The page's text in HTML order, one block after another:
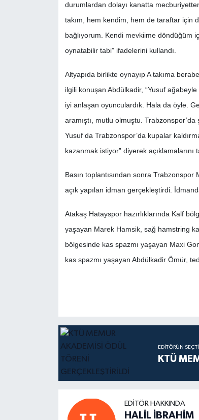
durumlardan dolayı kanatta
takım, hem kendim, hem de taraftar için
bağlıyorum. Kendi mevkiime döndüğüm
oynatabilir tabi” ifadelerini kullandı.
Altyapıda birlikte oynayıp A takıma
ilgili konuşan Abdülkadir, “Yusuf
iyi anlaşan oyunculardık. Hala da öyle.
aramıştı, mutlu olmuştu.
Yusuf da Trabzonspor’da kupalar
kazanmak istiyor” diyerek açıklamalarını
Basın toplantısından sonra Trabzonspor
açık yapılan idman gerçekleştirdi.
Atakaş Hatayspor hazırlıklarında Kalf
yaşayan Marek Hamsik, sağ hamstring
bölgesinde kas spazmı yaşayan Maxi
kas spazmı yaşayan Abdülkadir Ömür,
EDITÖRÜN
KTÜ
EDITÖR HAKKINDA
HALİL İBRAHİM